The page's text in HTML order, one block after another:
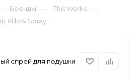
Бренды — This Works —
Pillow Spray
спрей для подушки